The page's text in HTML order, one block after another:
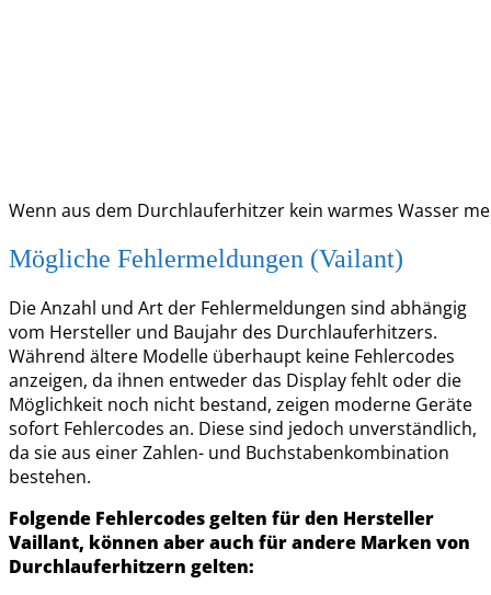
Wenn aus dem Durchlauferhitzer kein warmes Wasser
Mögliche Fehlermeldungen (Vailant)
Die Anzahl und Art der Fehlermeldungen sind abhängig
vom Hersteller und Baujahr des Durchlauferhitzers.
Während ältere Modelle überhaupt keine Fehlercodes
anzeigen, da ihnen entweder das Display fehlt oder die
Möglichkeit noch nicht bestand, zeigen moderne Geräte
sofort Fehlercodes an. Diese sind jedoch unverständlich,
da sie aus einer Zahlen- und Buchstabenkombination
bestehen.
Folgende Fehlercodes gelten für den Hersteller
Vaillant, können aber auch für andere Marken von
Durchlauferhitzern gelten: